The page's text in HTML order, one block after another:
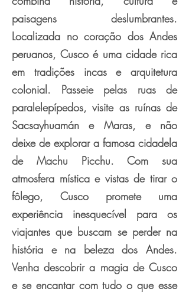
paisagens deslumbrantes.
Localizada no coração dos Andes
peruanos, Cusco é uma cidade rica
em tradições incas e arquitetura
colonial. Passeie pelas ruas de
paralelepípedos, visite as ruínas de
Sacsayhuamán e Maras, e não
deixe de explorar a famosa cidadela
de Machu Picchu. Com sua
atmosfera mística e vistas de tirar o
fôlego, Cusco promete uma
experiência inesquecível para os
viajantes que buscam se perder na
história e na beleza dos Andes.
Venha descobrir a magia de Cusco
e se encantar com tudo o que esse